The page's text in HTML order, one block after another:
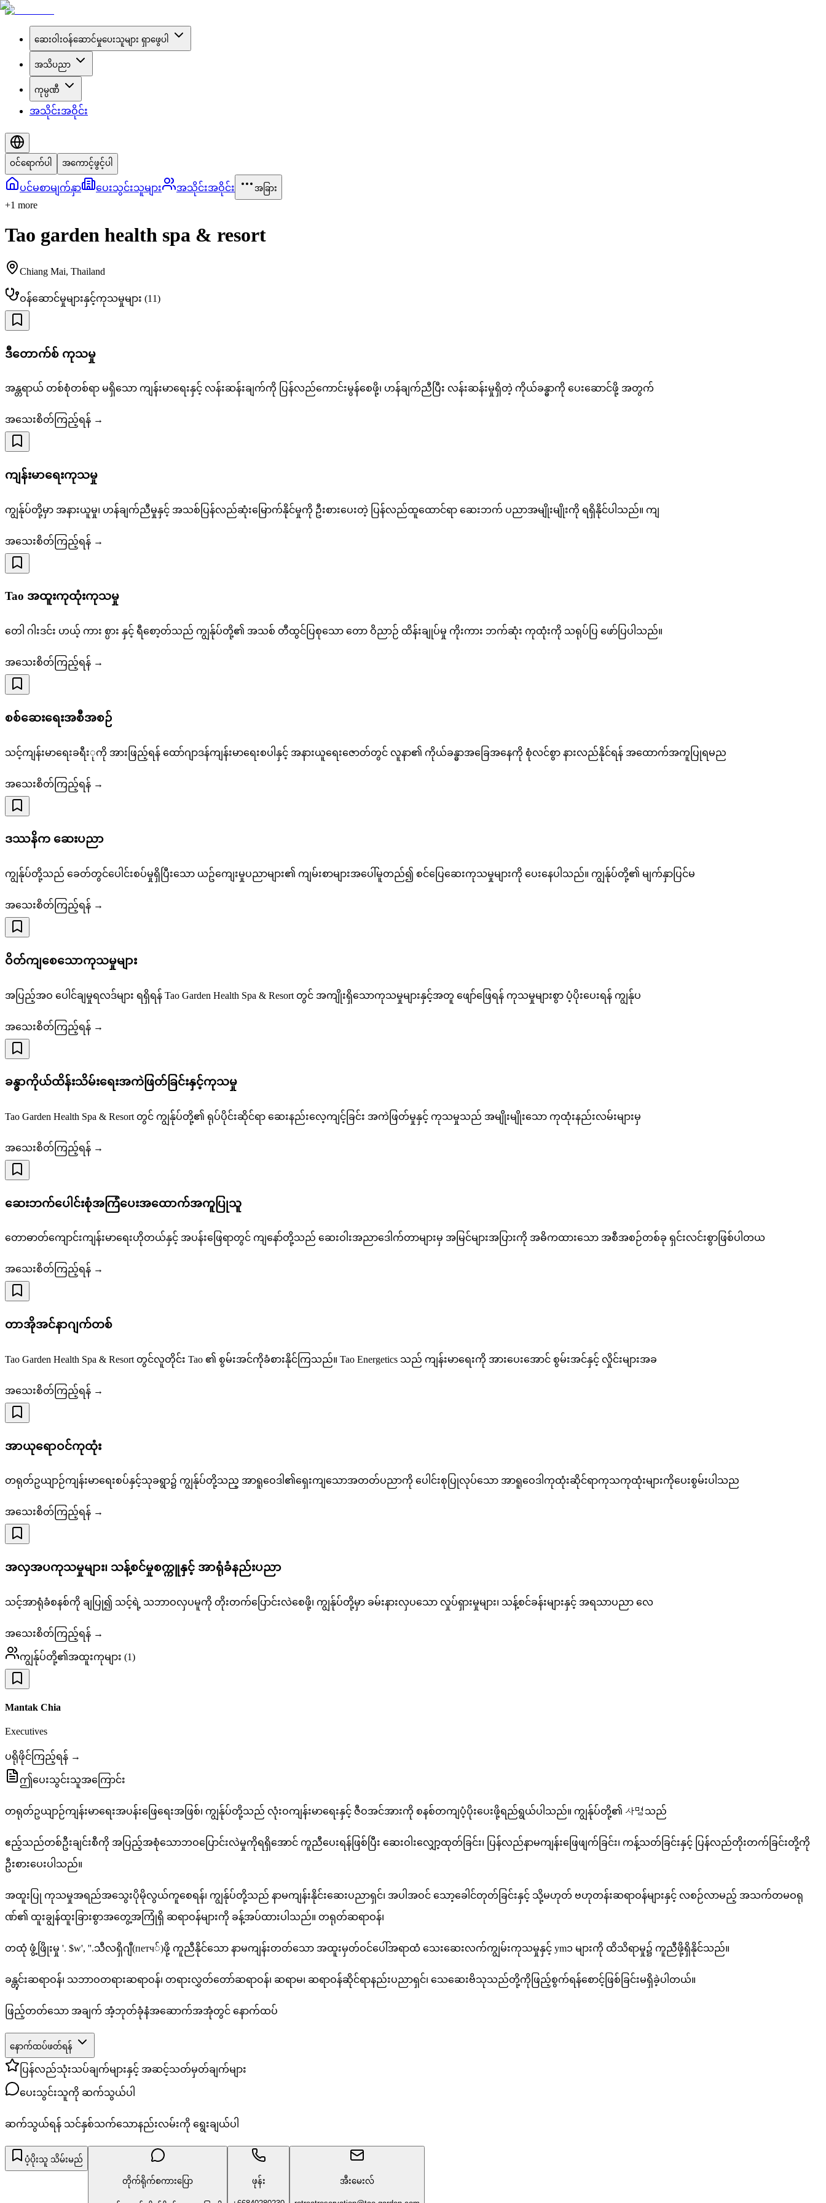
ဆေးဝါးဝန်ဆောင်မှုပေးသူများ ရှာဖွေပါ
အသိပညာ
ကုမ္ပဏီ
အသိုင်းအဝိုင်း
ဝင်ရောက်ပါ အကောင့်ဖွင့်ပါ
ပင်မစာမျက်နှာ ပေးသွင်းသူများ အသိုင်းအဝိုင်း အခြား
+1 more
Tao garden health spa & resort
Chiang Mai, Thailand
ဝန်ဆောင်မှုများနှင့်ကုသမှုများ (11)
ဒီတောက်စ် ကုသမှု
အန္တရာယ် တစ်စုံတစ်ရာ မရှိသော ကျန်းမာရေးနှင့် လန်းဆန်းချက်ကို ပြန်လည်ကောင်းမွန်စေဖို့၊ ဟန်ချက်ညီပြီး လန်းဆန်းမှုရှိတဲ့ ကိုယ်ခန္ဓာကို ပေးဆောင်ဖို့ အတွက်
အသေးစိတ်ကြည့်ရန် →
ကျန်းမာရေးကုသမှု
ကျွန်ုပ်တို့မှာ အနားယူမှု၊ ဟန်ချက်ညီမှုနှင့် အသစ်ပြန်လည်ဆုံးမြောက်နိုင်မှုကို ဦးစားပေးတဲ့ ပြန်လည်ထူထောင်ရာ ဆေးဘက် ပညာအမျိုးမျိုးကို ရရှိနိုင်ပါသည်။ ကျ
အသေးစိတ်ကြည့်ရန် →
Tao အထူးကုထုံးကုသမှု
တေါ ဂါးဒင်း ဟယ့် ကား စ္ပား နှင့် ရီစော့တ်သည် ကျွန်ုပ်တို့၏ အသစ် တီထွင်ပြစုသော တော ဝိညာဉ် ထိန်းချုပ်မှု ကိုးကား ဘက်ဆုံး ကုထုံးကို သရုပ်ပြ ဖော်ပြပါသည်။
အသေးစိတ်ကြည့်ရန် →
စစ်ဆေးရေးအစီအစဉ်
သင့်ကျန်းမာရေးခရီးုကို အားဖြည့်ရန် ထော်ဂျာဒန်ကျန်းမာရေးစပါနှင့် အနားယူရေးဇောတ်တွင် လူနာ၏ ကိုယ်ခန္ဓာအခြေအနေကို စုံလင်စွာ နားလည်နိုင်ရန် အထောက်အကူပြုရမည
အသေးစိတ်ကြည့်ရန် →
ဒဿနိက ဆေးပညာ
ကျွန်ုပ်တို့သည် ခေတ်တွင်ပေါင်းစပ်မှုရှိပြီးသော ယဥ်ကျေးမှုပညာများ၏ ကျမ်းစာများအပေါ်မူတည်၍ စင်ပြေဆေးကုသမှုများကို ပေးနေပါသည်။ ကျွန်ုပ်တို့၏ မျက်နှာပြင်မ
အသေးစိတ်ကြည့်ရန် →
ဝိတ်ကျစေသောကုသမှုများ
အပြည့်အဝ ပေါင်ချမှုရလဒ်များ ရရှိရန် Tao Garden Health Spa & Resort တွင် အကျိုးရှိသောကုသမှုများနှင့်အတူ ဖျော်ဖြေရန် ကုသမှုများစွာ ပံ့ပိုးပေးရန် ကျွန်ုပ
အသေးစိတ်ကြည့်ရန် →
ခန္ဓာကိုယ်ထိန်းသိမ်းရေးအကဲဖြတ်ခြင်းနှင့်ကုသမှု
Tao Garden Health Spa & Resort တွင် ကျွန်ုပ်တို့၏ ရုပ်ပိုင်းဆိုင်ရာ ဆေးနည်းလေ့ကျင့်ခြင်း အကဲဖြတ်မှုနှင့် ကုသမှုသည် အမျိုးမျိုးသော ကုထုံးနည်းလမ်းများမှ
အသေးစိတ်ကြည့်ရန် →
ဆေးဘက်‌ပေါင်းစုံအကြံပေးအထောက်အကူပြုသူ
တောဓာတ်ကျောင်းကျန်းမာရေးဟိုတယ်နှင့် အပန်းဖြေရာတွင် ကျနော်တို့သည် ဆေးဝါးအညာဒေါက်တာများမှ အမြင်များအပြားကို အဓိကထားသော အစီအစဉ်တစ်ခု ရှင်းလင်းစွာဖြစ်ပါတယ
အသေးစိတ်ကြည့်ရန် →
တာအိုအင်နာဂျက်တစ်
Tao Garden Health Spa & Resort တွင်လူတိုင်း Tao ၏ စွမ်းအင်ကိုခံစားနိုင်ကြသည်။ Tao Energetics သည် ကျန်းမာရေးကို အားပေးအောင် စွမ်းအင်နှင့် လှိုင်းများအခ
အသေးစိတ်ကြည့်ရန် →
အာယုရောဝင်ကုထုံး
တရုတ်ဥယျာဉ်ကျန်းမာရေးစပ်နှင့်သုခရွာ၌ ကျွန်ုပ်တို့သည္ အာရူဝေဒါ၏ရှေးကျသောအတတ်ပညာကို ပေါင်းစုပြုလုပ်သော အာရူဝေဒါကုထုံးဆိုင်ရာကုသကုထုံးများကိုပေးစွမ်းပါသည
အသေးစိတ်ကြည့်ရန် →
အလှအပကုသမှုများ၊ သန့်စင်မှုစက္ကူနှင့် အာရုံခံနည်းပညာ
သင့်အာရုံခံစနစ်ကို ချပြု၍ သင့်ရဲ့ သဘာဝလှပမူကို တိုးတက်ပြောင်းလဲစေဖို့၊ ကျွန်ုပ်တို့မှာ ခမ်းနားလှပသော လှုပ်ရှားမှုများ၊ သန့်စင်ခန်းများနှင့် အရသာပညာ လေ
အသေးစိတ်ကြည့်ရန် →
ကျွန်ုပ်တို့၏အထူးကုများ (1)
Mantak Chia
Executives
ပရိုဖိုင်ကြည့်ရန် →
ဤပေးသွင်းသူအကြောင်း
တရုတ်ဥယျာဉ်ကျန်းမာရေးအပန်းဖြေရေးအဖြစ်၊ ကျွန်ုပ်တို့သည် လုံးဝကျန်းမာရေးနှင့် ဇီဝအင်အားကို စနစ်တကျပံ့ပိုးပေးဖို့ရည်ရွယ်ပါသည်။ ကျွန်ုပ်တို့၏ 사명သည်
ဧည့်သည်တစ်ဦးချင်းစီကို အပြည့်အစုံသောဘဝပြောင်းလဲမှုကိုရရှိအောင် ကူညီပေးရန်ဖြစ်ပြီး ဆေးဝါးလျှော့ထုတ်ခြင်း၊ ပြန်လည်နာမကျန်းဖြေဖျက်ခြင်း၊ ကန့်သတ်ခြင်းနှင့် ပြန်လည်တိုးတက်ခြင်းတို့ကို
ဦးစားပေးပါသည်။
အထူးပြု ကုသမှုအရည်အသွေးပိုမိုလွယ်ကူစေရန်၊ ကျွန်ုပ်တို့သည် နာမကျန်းနိုင်းဆေးပညာရှင်၊ အပါအဝင် သော့ခေါင်တုတ်ခြင်းနှင့် သို့မဟုတ် ဗဟုတန်းဆရာဝန်များနှင့် လစဉ်လာမည့် အသက်တမဝရု
ဏ်၏ ထူးချွန်ထူးခြားစွာအတွေ့အကြုံရှိ ဆရာဝန်များကို ခန့်အပ်ထားပါသည်။ တရုတ်ဆရာဝန်၊
တထုံ ဖွံ့ဖြိုးမှု '. $w', ''.သီလရှိဂျီ(петч်)ဖို့ ကူညီနိုင်သော နာမကျန်းတတ်သော အထူးမှတ်ဝင်ပေါ်အရာထံ သေးဆေးလက်ကျွမ်းကုသမှုနှင့် ym၁ များကို ထိသိရာမှု၌ ကူညီဖို့ရှိနိုင်သည်။
ခန္တွင်းဆရာဝန်၊ သဘာဝတရားဆရာဝန်၊ တရားလွှတ်တော်ဆရာဝန်၊ ဆရာမ၊ ဆရာဝန်ဆိုင်ရာနည်းပညာရှင်၊ သေဆေးဗိသုသည်တို့ကိုဖြည့်စွက်ရန်စောင့်ဖြစ်ခြင်းမရှိခဲ့ပါတယ်။
ဖြည့်တတ်သော အချက် အံ့ဘုတ်ခုံနံအဆောက်အအုံတွင် နောက်ထပ်
နောက်ထပ်ဖတ်ရန်
ပြန်လည်သုံးသပ်ချက်များနှင့် အဆင့်သတ်မှတ်ချက်များ
ပေးသွင်းသူကို ဆက်သွယ်ပါ
ဆက်သွယ်ရန် သင်နှစ်သက်သောနည်းလမ်းကို ရွေးချယ်ပါ
ပံ့ပိုးသူ သိမ်းမည်
တိုက်ရိုက်စကားပြော ဖုန်း အီးမေးလ်